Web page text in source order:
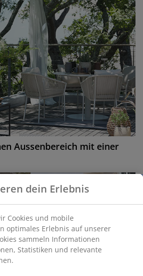
Aussenbereich mit einer
dein Erlebnis
Cookies und mobile
optimales Erlebnis auf unserer
sammeln Informationen
Statistiken und relevante